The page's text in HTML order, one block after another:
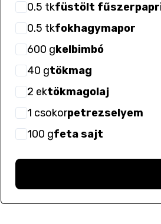
0.5 tkfüstölt
0.5 tkfokhagymapor
600 gkelbimbó
40 gtökmag
2 ektökmagolaj
1 csokorpetrezselyem
100 gfeta sajt